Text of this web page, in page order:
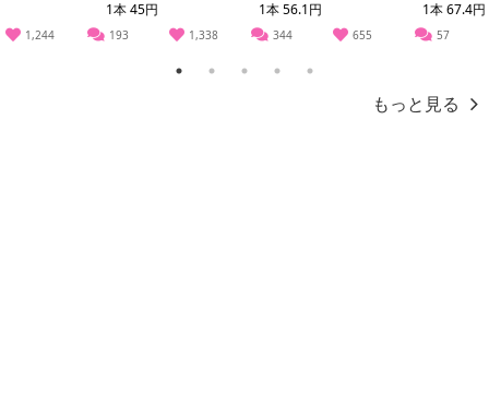
金はいたしかねます。
※商品到着前に退会されますと商品のお届けはできません。また、
※発送予定日は前後する場合がございます。また商品によって発送
1本 45円
1,244 193
1本 56.1円
1,338 344
1本 67.4円
655 57
1 2 3 4 5
もっと見る